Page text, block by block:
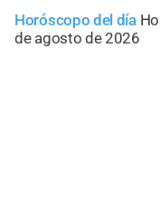
Horóscopo del día
de agosto de 2026